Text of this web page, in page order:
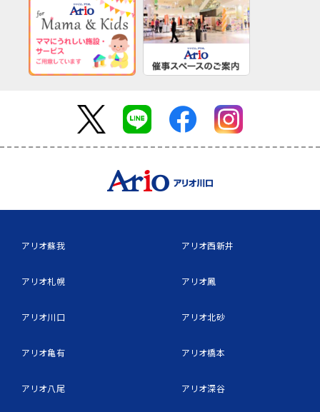
アリオ蘇我
アリオ札幌
アリオ川口
アリオ亀有
アリオ八尾
アリオ西新井
アリオ鳳
アリオ北砂
アリオ橋本
アリオ深谷